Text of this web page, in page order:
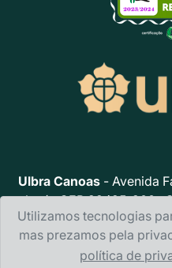
Ulbra Canoas - Avenida
José · CEP 92425-900 ·
3477.4000 · E-
Política
Utilizamos tecnologias
mas prezamos pela
política de